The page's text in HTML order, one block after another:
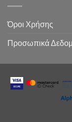
Όροι Χρήσης
Προσωπικά